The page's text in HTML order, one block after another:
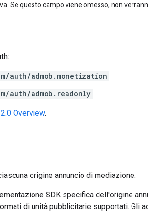
Se questo campo viene omesso, non
auth/admob.monetization
auth/admob.readonly
Overview.
origine annuncio di mediazione.
SDK specifica dell'origine
di unità pubblicitarie supportati. Gli